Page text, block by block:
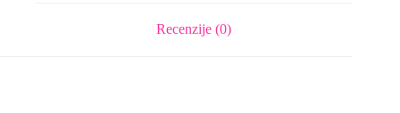
Recenzije (0)